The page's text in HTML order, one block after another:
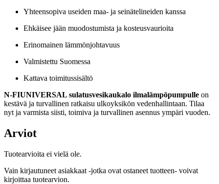
Yhteensopiva useiden maa- ja seinätelineiden kanssa
Ehkäisee jään muodostumista ja kosteusvaurioita
Erinomainen lämmönjohtavuus
Valmistettu Suomessa
Kattava toimitussisältö
N-FIUNIVERSAL sulatusvesikaukalo ilmalämpöpumpulle on
kestävä ja turvallinen ratkaisu ulkoyksikön vedenhallintaan. Tilaa
nyt ja varmista siisti, toimiva ja turvallinen asennus ympäri vuoden.
Arviot
Tuotearvioita ei vielä ole.
Vain kirjautuneet asiakkaat -jotka ovat ostaneet tuotteen- voivat
kirjoittaa tuotearvion.